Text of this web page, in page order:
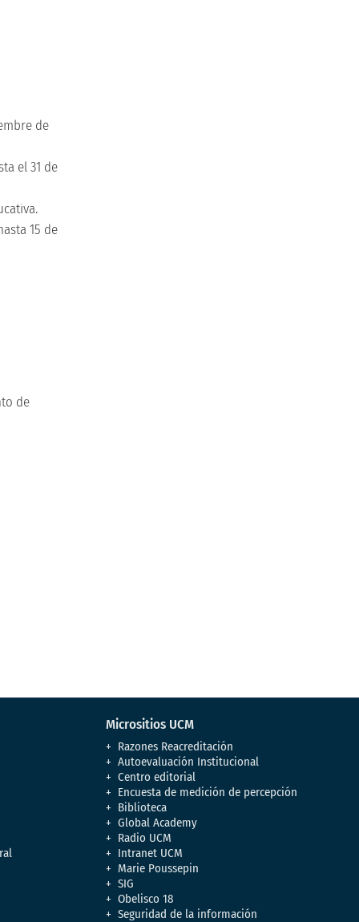
de
el 31 de
15 de
de
Micrositios UCM
Razones Reacreditación
Autoevaluación Institucional
Centro editorial
Encuesta de medición de percepción
Biblioteca
Global Academy
Radio UCM
Intranet UCM
Marie Poussepin
SIG
Obelisco 18
Seguridad de la información